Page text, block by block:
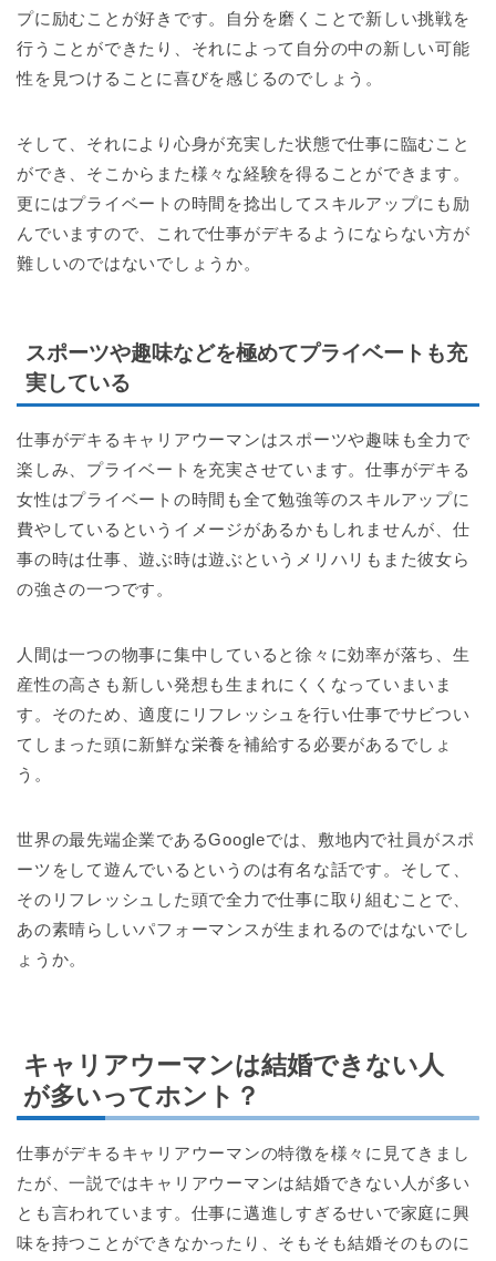
プに励むことが好きです。自分を磨くことで新しい挑戦を
行うことができたり、それによって自分の中の新しい可能
性を見つけることに喜びを感じるのでしょう。
そして、それにより心身が充実した状態で仕事に臨むこと
ができ、そこからまた様々な経験を得ることができます。
更にはプライベートの時間を捻出してスキルアップにも励
んでいますので、これで仕事がデキるようにならない方が
難しいのではないでしょうか。
スポーツや趣味などを極めてプライベートも充
実している
仕事がデキるキャリアウーマンはスポーツや趣味も全力で
楽しみ、プライベートを充実させています。仕事がデキる
女性はプライベートの時間も全て勉強等のスキルアップに
費やしているというイメージがあるかもしれませんが、仕
事の時は仕事、遊ぶ時は遊ぶというメリハリもまた彼女ら
の強さの一つです。
人間は一つの物事に集中していると徐々に効率が落ち、生
産性の高さも新しい発想も生まれにくくなっていまいま
す。そのため、適度にリフレッシュを行い仕事でサビつい
てしまった頭に新鮮な栄養を補給する必要があるでしょ
う。
世界の最先端企業であるGoogleでは、敷地内で社員がスポ
ーツをして遊んでいるというのは有名な話です。そして、
そのリフレッシュした頭で全力で仕事に取り組むことで、
あの素晴らしいパフォーマンスが生まれるのではないでし
ょうか。
キャリアウーマンは結婚できない人
が多いってホント？
仕事がデキるキャリアウーマンの特徴を様々に見てきまし
たが、一説ではキャリアウーマンは結婚できない人が多い
とも言われています。仕事に邁進しすぎるせいで家庭に興
味を持つことができなかったり、そもそも結婚そのものに